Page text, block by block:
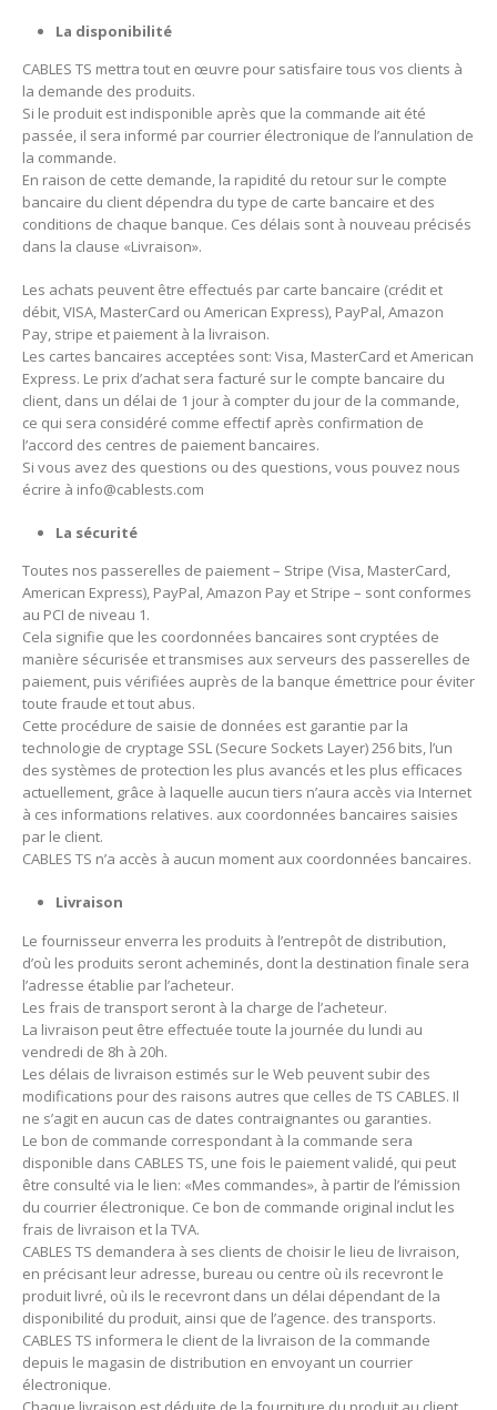
La disponibilité
CABLES TS mettra tout en œuvre pour satisfaire tous vos clients à
la demande des produits.
Si le produit est indisponible après que la commande ait été
passée, il sera informé par courrier électronique de l’annulation de
la commande.
En raison de cette demande, la rapidité du retour sur le compte
bancaire du client dépendra du type de carte bancaire et des
conditions de chaque banque. Ces délais sont à nouveau précisés
dans la clause «Livraison».
Les achats peuvent être effectués par carte bancaire (crédit et
débit, VISA, MasterCard ou American Express), PayPal, Amazon
Pay, stripe et paiement à la livraison.
Les cartes bancaires acceptées sont: Visa, MasterCard et American
Express. Le prix d’achat sera facturé sur le compte bancaire du
client, dans un délai de 1 jour à compter du jour de la commande,
ce qui sera considéré comme effectif après confirmation de
l’accord des centres de paiement bancaires.
Si vous avez des questions ou des questions, vous pouvez nous
écrire à info@cablests.com
La sécurité
Toutes nos passerelles de paiement – Stripe (Visa, MasterCard,
American Express), PayPal, Amazon Pay et Stripe – sont conformes
au PCI de niveau 1.
Cela signifie que les coordonnées bancaires sont cryptées de
manière sécurisée et transmises aux serveurs des passerelles de
paiement, puis vérifiées auprès de la banque émettrice pour éviter
toute fraude et tout abus.
Cette procédure de saisie de données est garantie par la
technologie de cryptage SSL (Secure Sockets Layer) 256 bits, l’un
des systèmes de protection les plus avancés et les plus efficaces
actuellement, grâce à laquelle aucun tiers n’aura accès via Internet
à ces informations relatives. aux coordonnées bancaires saisies
par le client.
CABLES TS n’a accès à aucun moment aux coordonnées bancaires.
Livraison
Le fournisseur enverra les produits à l’entrepôt de distribution,
d’où les produits seront acheminés, dont la destination finale sera
l’adresse établie par l’acheteur.
Les frais de transport seront à la charge de l’acheteur.
La livraison peut être effectuée toute la journée du lundi au
vendredi de 8h à 20h.
Les délais de livraison estimés sur le Web peuvent subir des
modifications pour des raisons autres que celles de TS CABLES. Il
ne s’agit en aucun cas de dates contraignantes ou garanties.
Le bon de commande correspondant à la commande sera
disponible dans CABLES TS, une fois le paiement validé, qui peut
être consulté via le lien: «Mes commandes», à partir de l’émission
du courrier électronique. Ce bon de commande original inclut les
frais de livraison et la TVA.
CABLES TS demandera à ses clients de choisir le lieu de livraison,
en précisant leur adresse, bureau ou centre où ils recevront le
produit livré, où ils le recevront dans un délai dépendant de la
disponibilité du produit, ainsi que de l’agence. des transports.
CABLES TS informera le client de la livraison de la commande
depuis le magasin de distribution en envoyant un courrier
électronique.